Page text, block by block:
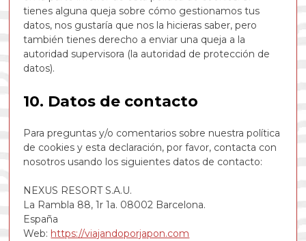
tienes alguna queja sobre cómo gestionamos tus
datos, nos gustaría que nos la hicieras saber, pero
también tienes derecho a enviar una queja a la
autoridad supervisora (la autoridad de protección de
datos).
10. Datos de contacto
Para preguntas y/o comentarios sobre nuestra política
de cookies y esta declaración, por favor, contacta con
nosotros usando los siguientes datos de contacto:
NEXUS RESORT S.A.U.
La Rambla 88, 1r 1a. 08002 Barcelona.
España
Web: https://viajandoporjapon.com